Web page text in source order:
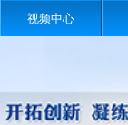
视频中心